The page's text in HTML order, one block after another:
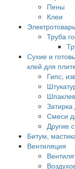
Пены
Клеи
Труба
Сухие и
клей для
Гипс,
Смеси
Другие
Битум,
Вентиляция